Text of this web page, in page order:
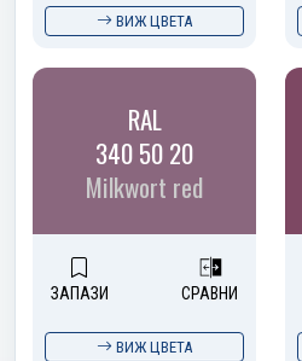
ВИЖ ЦВЕТА
RAL
340 50 20
Milkwort red
ЗАПАЗИ СРАВНИ
ВИЖ ЦВЕТА